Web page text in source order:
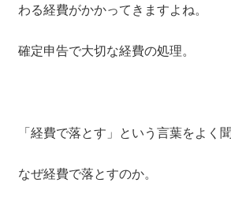
わる経費がかかってきますよね。
確定申告で大切な経費の処理。
「経費で落とす」という言葉をよく
なぜ経費で落とすのか。